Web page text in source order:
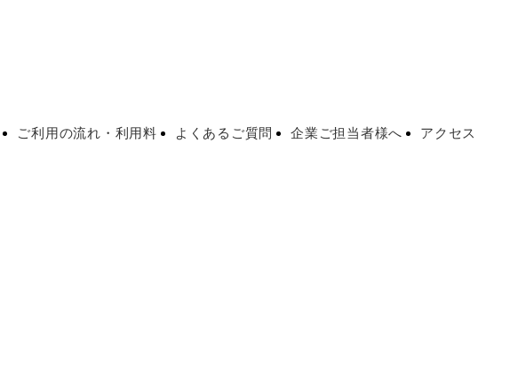
ご利用の流れ・利用料 よくあるご質問 企業ご担当者様へ アクセス